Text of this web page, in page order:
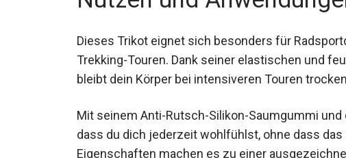
Nutzen und
Dieses Trikot eignet sich besonders für
Trekking-Touren. Dank seiner elastischen und
Mit seinem Anti-Rutsch-Silikon-Saumgummi und
dass du dich jederzeit wohlfühlst, ohne dass